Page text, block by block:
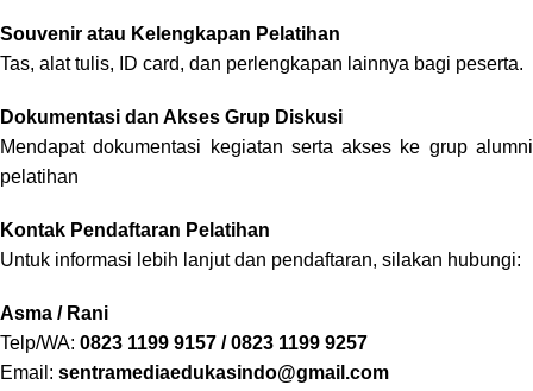
Souvenir atau Kelengkapan Pelatihan
Tas, alat tulis, ID card, dan perlengkapan lainnya bagi peserta.
Dokumentasi dan Akses Grup Diskusi
Mendapat dokumentasi kegiatan serta akses ke grup alumni
pelatihan
Kontak Pendaftaran Pelatihan
Untuk informasi lebih lanjut dan pendaftaran, silakan hubungi:
Asma / Rani
Telp/WA: 0823 1199 9157 / 0823 1199 9257
Email: sentramediaedukasindo@gmail.com